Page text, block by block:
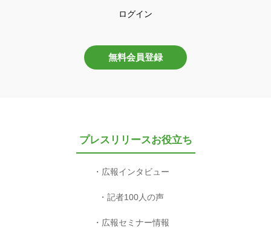
ログイン
無料会員登録
プレスリリースお役立ち
広報インタビュー
記者100人の声
広報セミナー情報